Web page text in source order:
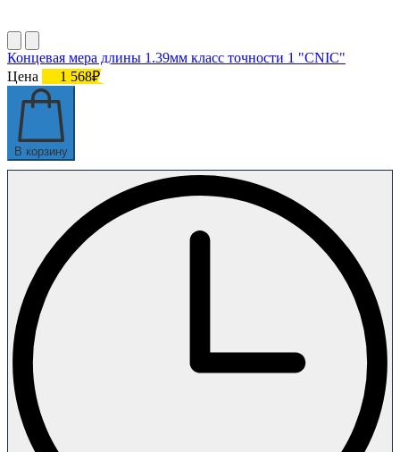
Концевая мера длины 1.39мм класс точности 1 "CNIC"
Цена
1 568₽
В корзину